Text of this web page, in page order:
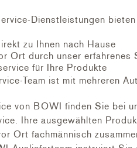
lässt sich das praktische
feinmaschige und
bleibt. Die
ohne Holzlattung bei uns
mit Ausschnitt für
Dienstleistungen
zu Ihnen nach Hause
Ort durch unser erfahrenes
für Ihre Produkte
Team ist mit mehreren
von BOWI finden Sie bei
Ihre ausgewählten
Ort fachmännisch